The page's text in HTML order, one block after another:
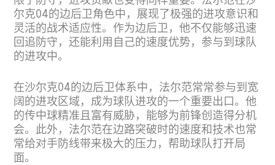
尔克04的边后卫角色中，展现了极强的进攻意识和
灵活的战术适应性。作为边后卫，他不仅能够迅速
回追防守，还能利用自己的速度优势，参与到球队
的进攻中。
在沙尔克04的边后卫体系中，法尔范常常参与到宽
阔的进攻区域，成为球队进攻的一个重要出口。他
的传中球精准且富有威胁，能够为前锋创造得分机
会。此外，法尔范在边路突破时的速度和技术也常
常给对手防线带来极大的压力，帮助球队打开局
面。